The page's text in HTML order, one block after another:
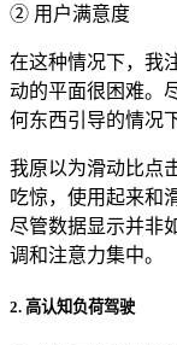
② 用户满意度
在这种情况下，我
动的平面很困难。
何东西引导的情况
我原以为滑动比点
吃惊，使用起来和
尽管数据显示并非
调和注意力集中。
2. 高认知负荷驾驶